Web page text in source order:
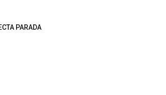
PARADA